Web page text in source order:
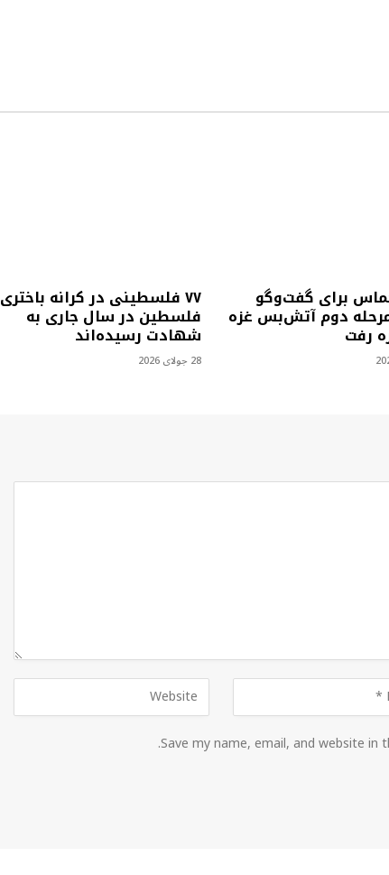
برای گفت‌وگو
مرحله دوم آتش‌بس غزه
رفت
۷۷ فلسطینی در کرانه باختری
فلسطین در سال جاری به
شهادت رسیده‌اند
28 جولای 2026
Save my name, email, and website